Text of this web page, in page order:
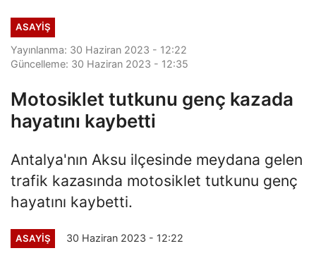
ASAYİŞ
Yayınlanma: 30 Haziran 2023 - 12:22
Güncelleme: 30 Haziran 2023 - 12:35
Motosiklet tutkunu genç kazada
hayatını kaybetti
Antalya'nın Aksu ilçesinde meydana gelen
trafik kazasında motosiklet tutkunu genç
hayatını kaybetti.
ASAYİŞ 30 Haziran 2023 - 12:22